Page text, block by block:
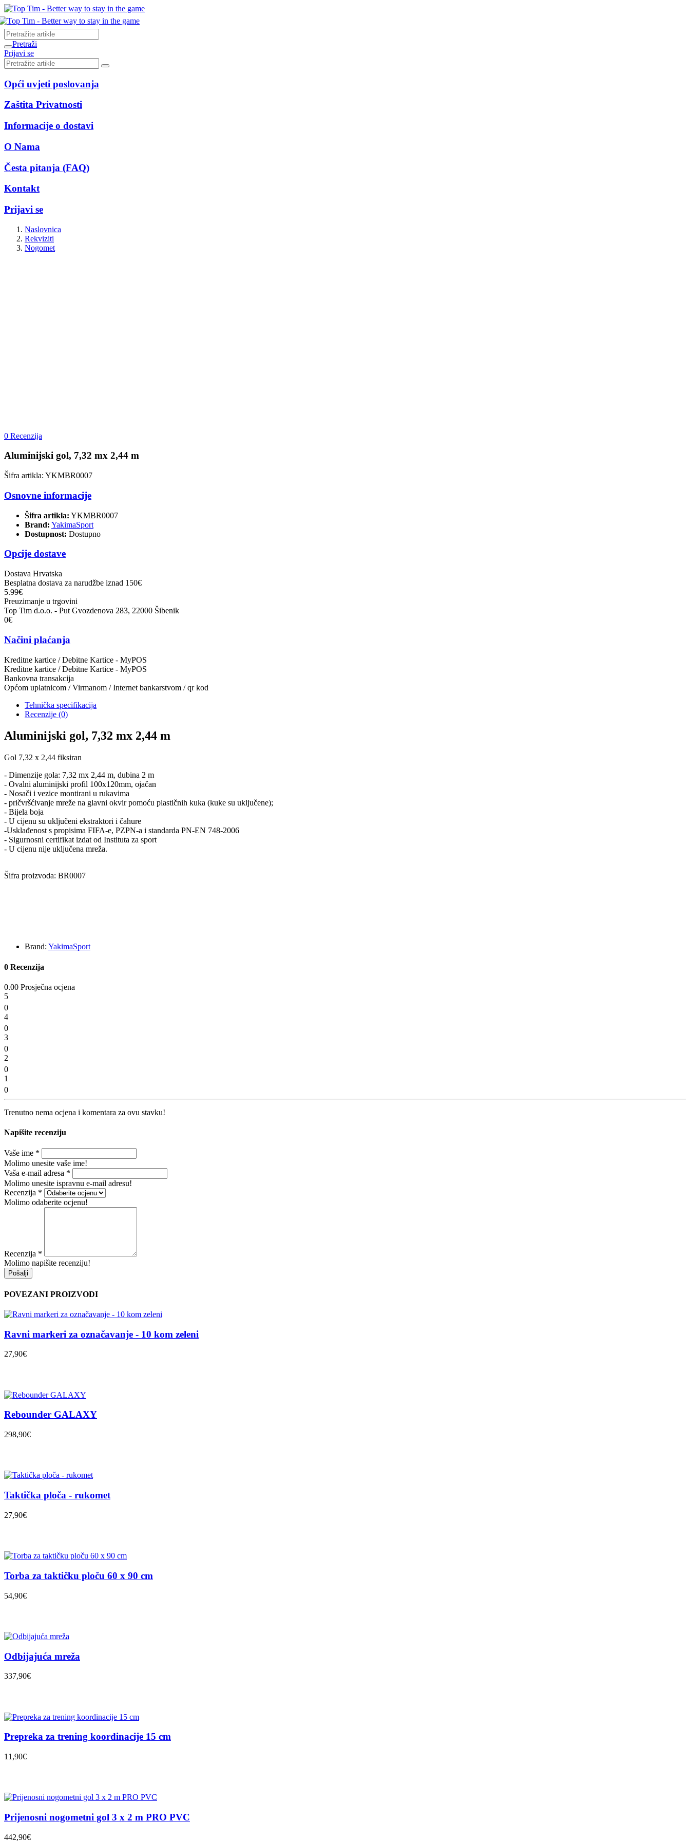
Pretraži
Prijavi se
Opći uvjeti poslovanja
Zaštita Privatnosti
Informacije o dostavi
O Nama
Česta pitanja (FAQ)
Kontakt
Prijavi se
Naslovnica
Rekviziti
Nogomet
0 Recenzija
Aluminijski gol, 7,32 mx 2,44 m
Šifra artikla: YKMBR0007
Osnovne informacije
Šifra artikla: YKMBR0007
Brand: YakimaSport
Dostupnost: Dostupno
Opcije dostave
Dostava Hrvatska
Besplatna dostava za narudžbe iznad 150€
5.99€
Preuzimanje u trgovini
Top Tim d.o.o. - Put Gvozdenova 283, 22000 Šibenik
0€
Načini plaćanja
Kreditne kartice / Debitne Kartice - MyPOS
Kreditne kartice / Debitne Kartice - MyPOS
Bankovna transakcija
Općom uplatnicom / Virmanom / Internet bankarstvom / qr kod
Tehnička specifikacija
Recenzije (0)
Aluminijski gol, 7,32 mx 2,44 m
Gol 7,32 x 2,44 fiksiran
- Dimenzije gola: 7,32 mx 2,44 m, dubina 2 m
- Ovalni aluminijski profil 100x120mm, ojačan
- Nosači i vezice montirani u rukavima
- pričvršćivanje mreže na glavni okvir pomoću plastičnih kuka (kuke su uključene);
- Bijela boja
- U cijenu su uključeni ekstraktori i čahure
-Usklađenost s propisima FIFA-e, PZPN-a i standarda PN-EN 748-2006
- Sigurnosni certifikat izdat od Instituta za sport
- U cijenu nije uključena mreža.
Šifra proizvoda: BR0007
Brand: YakimaSport
0 Recenzija
0.00 Prosječna ocjena
5
0
4
0
3
0
2
0
1
0
Trenutno nema ocjena i komentara za ovu stavku!
Napišite recenziju
Vaše ime *
Molimo unesite vaše ime!
Vaša e-mail adresa *
Molimo unesite ispravnu e-mail adresu!
Recenzija *
Molimo odaberite ocjenu!
Recenzija *
Molimo napišite recenziju!
Pošalji
POVEZANI PROIZVODI
Ravni markeri za označavanje - 10 kom zeleni
27,90€
Rebounder GALAXY
298,90€
Taktička ploča - rukomet
27,90€
Torba za taktičku ploču 60 x 90 cm
54,90€
Odbijajuća mreža
337,90€
Prepreka za trening koordinacije 15 cm
11,90€
Prijenosni nogometni gol 3 x 2 m PRO PVC
442,90€